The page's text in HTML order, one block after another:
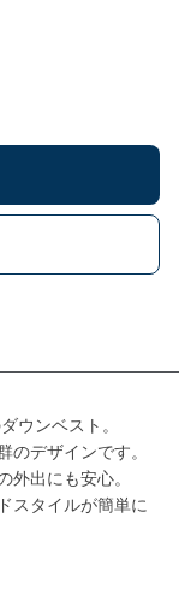
ウンベスト。
のデザインです。
外出にも安心。
スタイルが簡単に